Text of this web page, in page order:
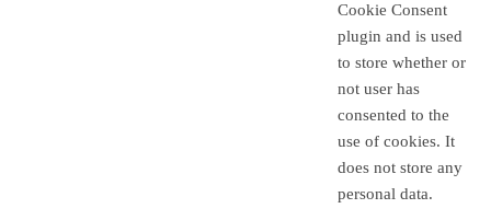
Cookie Consent
plugin and is used
to store whether or
not user has
consented to the
use of cookies. It
does not store any
personal data.